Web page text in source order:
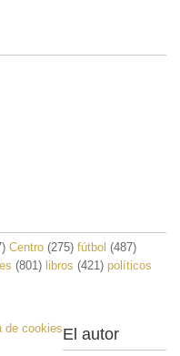
Centro (275) fútbol (487)
(801) libros (421) políticos
de cookiesEl autor